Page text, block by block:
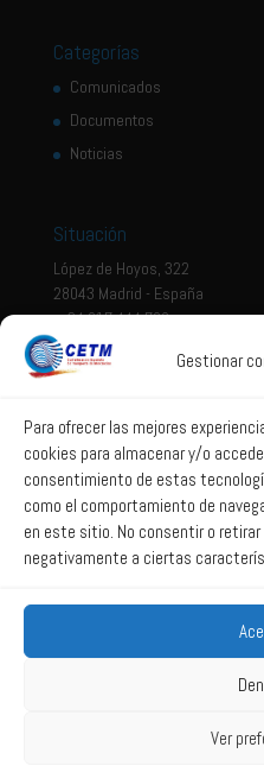
Gestionar
Para ofrecer las mejores
cookies para almacenar y/o
consentimiento de estas
como el comportamiento de
en este sitio. No consentir o
negativamente a ciertas
Ver
Categorías
Comunicados
Documentos
Noticias
Situación
López de Hoyos, 322
28043 Madrid - España
+ 34 917 444 700
Aviso legal
Política de privacidad
Política de Sistema Interno
Política de Cookies
Correo web